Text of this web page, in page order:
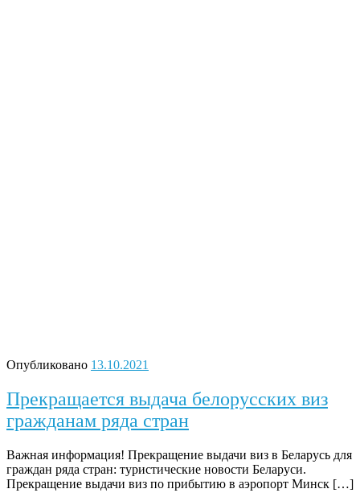
Опубликовано 13.10.2021
Прекращается выдача белорусских виз
гражданам ряда стран
Важная информация! Прекращение выдачи виз в Беларусь для
граждан ряда стран: туристические новости Беларуси.
Прекращение выдачи виз по прибытию в аэропорт Минск […]